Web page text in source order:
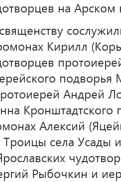
на
Кирилл
подворья
Андрей
Кронштадтского
Алексий
села Усады
Рыбочкин и